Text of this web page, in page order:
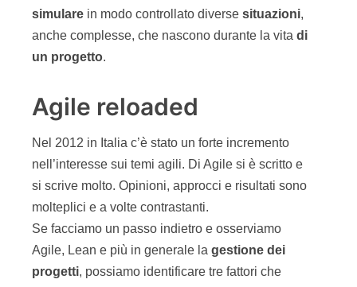
simulare in modo controllato diverse situazioni,
anche complesse, che nascono durante la vita di
un progetto.
Agile reloaded
Nel 2012 in Italia c’è stato un forte incremento
nell’interesse sui temi agili. Di Agile si è scritto e
si scrive molto. Opinioni, approcci e risultati sono
molteplici e a volte contrastanti.
Se facciamo un passo indietro e osserviamo
Agile, Lean e più in generale la gestione dei
progetti, possiamo identificare tre fattori che